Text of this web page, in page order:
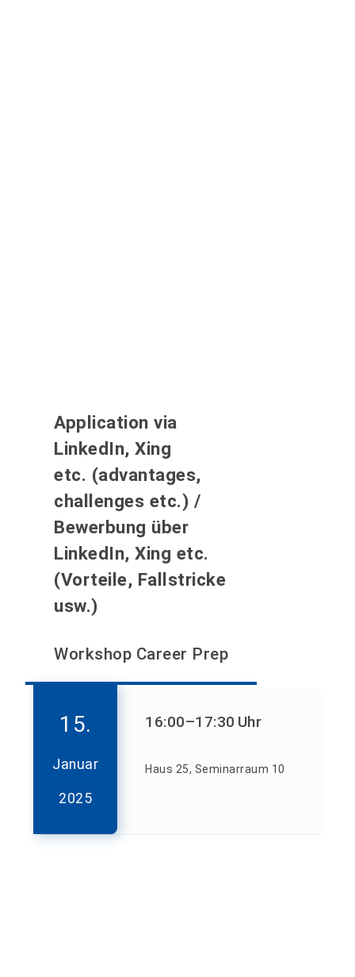
Application via
LinkedIn, Xing
etc. (advantages,
challenges etc.) /
Bewerbung über
LinkedIn, Xing etc.
(Vorteile, Fallstricke
usw.)
Workshop Career Prep
15.
Januar
2025
16:00–17:30 Uhr
Haus 25, Seminarraum 10